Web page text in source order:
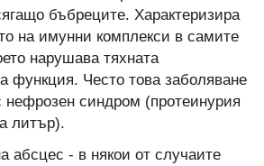
бъбреците. Характеризира
на имунни комплекси в самите
нарушава тяхната
функция. Често това заболяване
нефрозен синдром (протеинурия
литър).
абсцес - в някои от случаите